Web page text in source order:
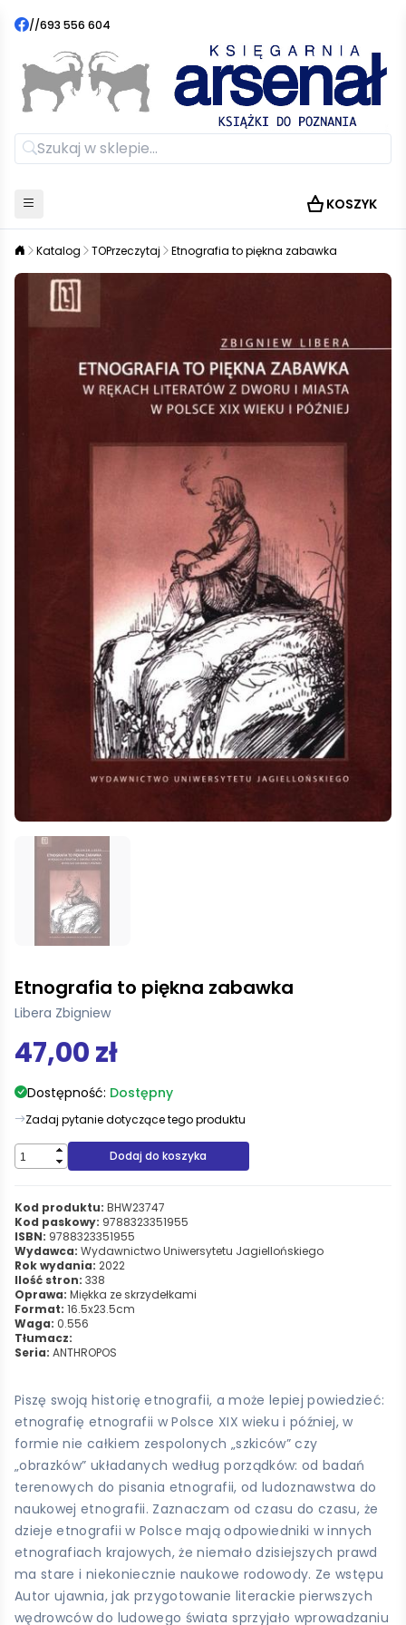
//693 556 604
KOSZYK
Katalog TOPrzeczytaj Etnografia to piękna zabawka
Etnografia to piękna zabawka
Libera Zbigniew
47,00 zł
Dostępność: Dostępny
Zadaj pytanie dotyczące tego produktu
Dodaj do koszyka
Kod produktu: BHW23747
Kod paskowy: 9788323351955
ISBN: 9788323351955
Wydawca: Wydawnictwo Uniwersytetu Jagiellońskiego
Rok wydania: 2022
Ilość stron: 338
Oprawa: Miękka ze skrzydełkami
Format: 16.5x23.5cm
Waga: 0.556
Tłumacz:
Seria: ANTHROPOS
Piszę swoją historię etnografii, a może lepiej powiedzieć:
etnografię etnografii w Polsce XIX wieku i później, w
formie nie całkiem zespolonych „szkiców” czy
„obrazków” układanych według porządków: od badań
terenowych do pisania etnografii, od ludoznawstwa do
naukowej etnografii. Zaznaczam od czasu do czasu, że
dzieje etnografii w Polsce mają odpowiedniki w innych
etnografiach krajowych, że niemało dzisiejszych prawd
ma stare i niekoniecznie naukowe rodowody. Ze wstępu
Autor ujawnia, jak przygotowanie literackie pierwszych
wędrowców do ludowego świata sprzyjało wprowadzaniu